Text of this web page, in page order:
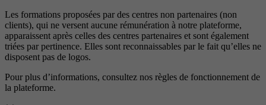
Les formations proposées par des centres non partenaires (non
clients), qui ne versent aucune rémunération à notre plateforme,
apparaissent après celles des centres partenaires et sont également
triées par pertinence. Elles sont reconnaissables par le fait qu’elles ne
disposent pas de logos.
Pour plus d’informations, consultez nos règles de fonctionnement de
la plateforme.